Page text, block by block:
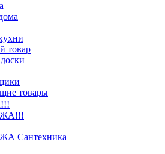
товар
товары
Сантехника